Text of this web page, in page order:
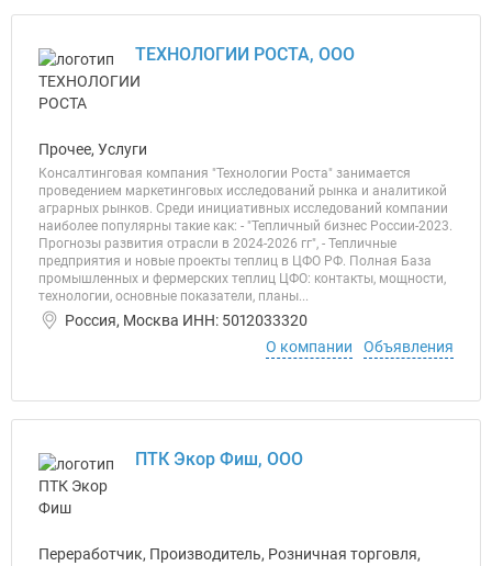
ТЕХНОЛОГИИ РОСТА, ООО
Прочее, Услуги
Консалтинговая компания "Технологии Роста" занимается
проведением маркетинговых исследований рынка и аналитикой
аграрных рынков. Среди инициативных исследований компании
наиболее популярны такие как: - "Тепличный бизнес России-2023.
Прогнозы развития отрасли в 2024-2026 гг", - Тепличные
предприятия и новые проекты теплиц в ЦФО РФ. Полная База
промышленных и фермерских теплиц ЦФО: контакты, мощности,
технологии, основные показатели, планы...
Россия, Москва ИНН: 5012033320
О компании
Объявления
ПТК Экор Фиш, ООО
Переработчик, Производитель, Розничная торговля,